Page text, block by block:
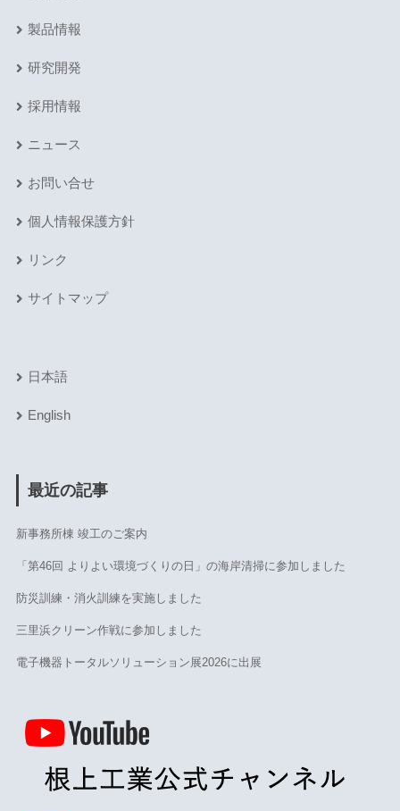
製品情報
研究開発
採用情報
ニュース
お問い合せ
個人情報保護方針
リンク
サイトマップ
日本語
English
最近の記事
新事務所棟 竣工のご案内
「第46回 よりよい環境づくりの日」の海岸清掃に参加しました
防災訓練・消火訓練を実施しました
三里浜クリーン作戦に参加しました
電子機器トータルソリューション展2026に出展